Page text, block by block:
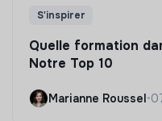
S'inspirer
Quelle formation
Notre Top 10
Marianne Roussel•